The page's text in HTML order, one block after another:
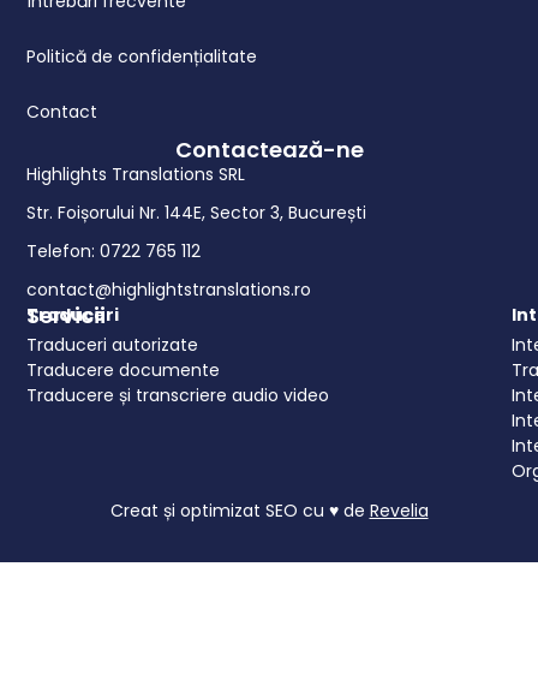
Politică de confidențialitate
Contact
Contactează-ne
Highlights Translations SRL
Str. Foișorului Nr. 144E, Sector 3, București
Telefon: 0722 765 112
contact@highlightstranslations.ro
Servicii
Traduceri
Traduceri autorizate
Traducere documente
Traducere și transcriere audio video
Creat și optimizat SEO cu ♥ de Revelia